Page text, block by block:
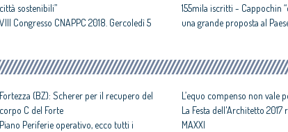
città sostenibili”
VIII Congresso CNAPPC 2018. Gercoledì 5
155mila iscritti - Cappochin
una grande proposta al
Cappochin “sostituire le
sociale ed economica”
Fortezza (BZ): Scherer per il recupero del
corpo C del Forte
Piano Periferie operativo, ecco tutti i
L’equo compenso non vale
La Festa dell'Architetto 2017
MAXXI